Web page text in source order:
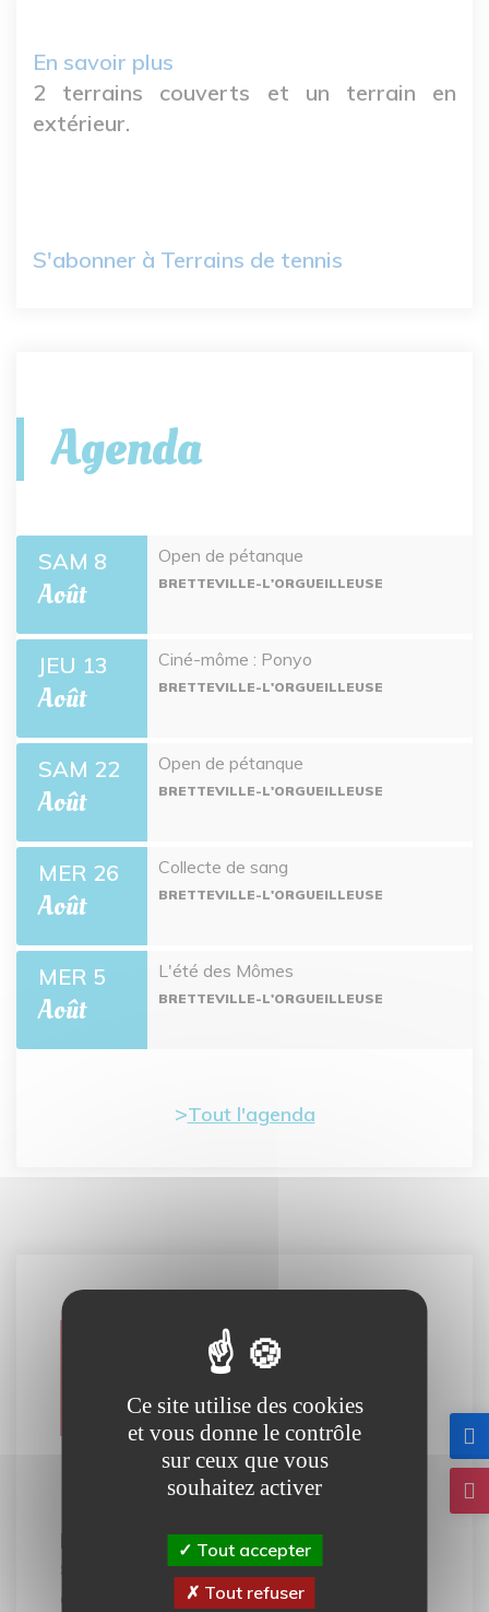
En savoir plus
Terrains
2 terrains couverts et un terrain en
extérieur.
S'abonner à Terrains de tennis
Agenda
SAM 8
Août
Open de pétanque
BRETTEVILLE-L'ORGUEILLEUSE
JEU 13
Août
Ciné-môme : Ponyo
BRETTEVILLE-L'ORGUEILLEUSE
SAM 22
Août
Open de pétanque
BRETTEVILLE-L'ORGUEILLEUSE
MER 26
Août
Collecte de sang
BRETTEVILLE-L'ORGUEILLEUSE
MER 5
Août
L'été des Mômes
BRETTEVILLE-L'ORGUEILLEUSE
Tout l'agenda
interactive
permet de découvrir tous les
services mis à votre disposition
dans la commune de Thue et Mue.
Ce site utilise des cookies
et vous donne le contrôle
sur ceux que vous
souhaitez activer
Tout accepter
Tout refuser